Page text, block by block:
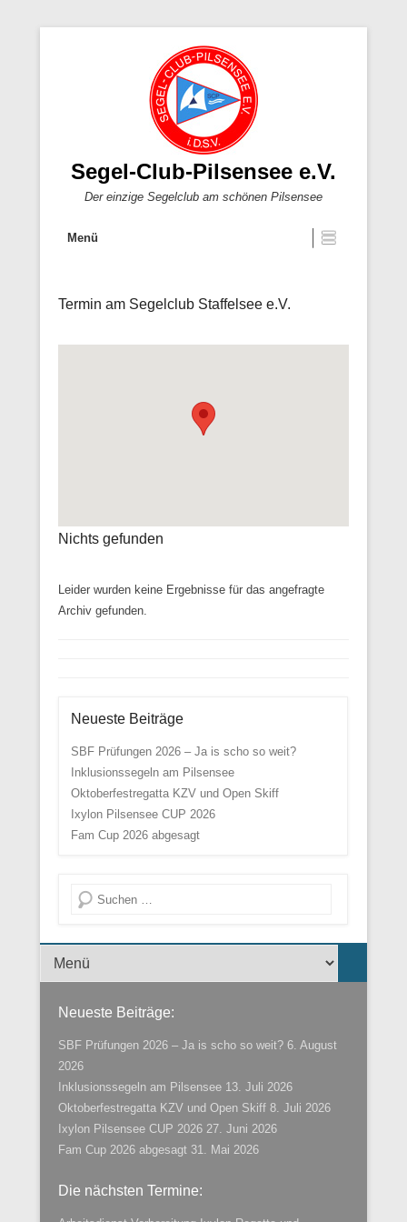
Segel-Club-Pilsensee e.V.
Der einzige Segelclub am schönen Pilsensee
Menü
Termin am Segelclub Staffelsee e.V.
Nichts gefunden
Leider wurden keine Ergebnisse für das angefragte
Archiv gefunden.
Neueste Beiträge
SBF Prüfungen 2026 – Ja is scho so weit?
Inklusionssegeln am Pilsensee
Oktoberfestregatta KZV und Open Skiff
Ixylon Pilsensee CUP 2026
Fam Cup 2026 abgesagt
Suche
Menü der Fußzeile
Neueste Beiträge:
SBF Prüfungen 2026 – Ja is scho so weit? 6. August
2026
Inklusionssegeln am Pilsensee 13. Juli 2026
Oktoberfestregatta KZV und Open Skiff 8. Juli 2026
Ixylon Pilsensee CUP 2026 27. Juni 2026
Fam Cup 2026 abgesagt 31. Mai 2026
Die nächsten Termine: